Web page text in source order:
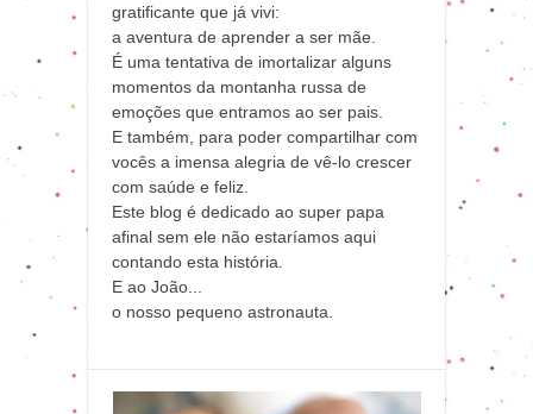
gratificante que já vivi:
a aventura de aprender a ser mãe.
É uma tentativa de imortalizar alguns
momentos da montanha russa de
emoções que entramos ao ser pais.
E também, para poder compartilhar com
vocês a imensa alegria de vê-lo crescer
com saúde e feliz.
Este blog é dedicado ao super papa
afinal sem ele não estaríamos aqui
contando esta história.
E ao João...
o nosso pequeno astronauta.